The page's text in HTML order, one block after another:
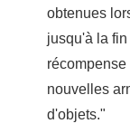
obtenues
jusqu'à la
nouvelles
d'objets."